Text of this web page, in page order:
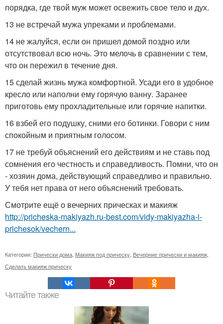
порядка, где твой муж может освежить свое тело и дух.
13 не встречай мужа упреками и проблемами.
14 не жалуйся, если он пришел домой поздно или
отсутствовал всю ночь. Это мелочь в сравнении с тем,
что он пережил в течение дня.
15 сделай жизнь мужа комфортной. Усади его в удобное
кресло или наполни ему горячую ванну. Заранее
приготовь ему прохладительные или горячие напитки.
16 взбей его подушку, сними его ботинки. Говори с ним
спокойным и приятным голосом.
17 не требуй объяснений его действиям и не ставь под
сомнения его честность и справедливость. Помни, что он
- хозяин дома, действующий справедливо и правильно.
У тебя нет права от него объяснений требовать.
Смотрите ещё о вечерних прическах и макияж
http://pricheska-makiyazh.ru-best.com/vidy-makiyazha-i-
prichesok/vechern...
Категории: Прически дома Макияж под прическу Вечерние прически и макияж
Сделать макияж прическу
Читайте также